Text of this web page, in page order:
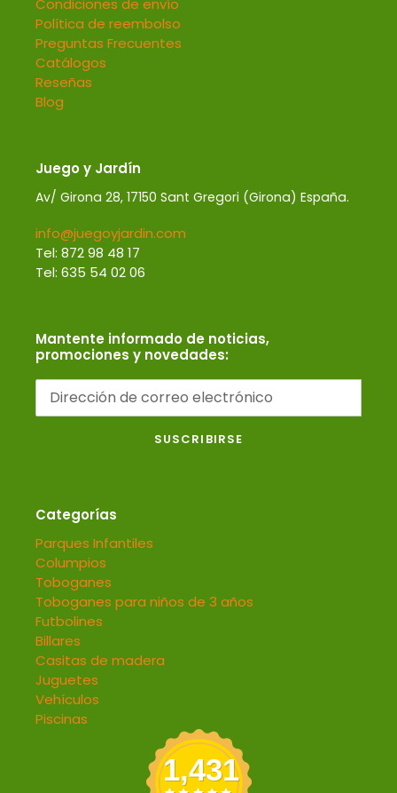
Condiciones de envío
Política de reembolso
Preguntas Frecuentes
Catálogos
Reseñas
Blog
Juego y Jardín
Av/ Girona 28, 17150 Sant Gregori (Girona) España.
info@juegoyjardin.com
Tel: 872 98 48 17
Tel: 635 54 02 06
Mantente informado de noticias,
promociones y novedades:
SUSCRIBIRSE
Categorías
Parques Infantiles
Columpios
Toboganes
Toboganes para niños de 3 años
Futbolines
Billares
Casitas de madera
Juguetes
Vehículos
Piscinas
1,431